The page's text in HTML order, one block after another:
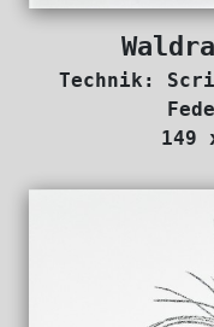
Technik:
149